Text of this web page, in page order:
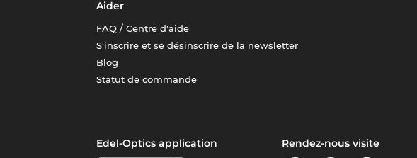
Aider
FAQ / Centre d'aide
S'inscrire et se désinscrire de la newsletter
Blog
Statut de commande
Edel-Optics application Rendez-nous visite